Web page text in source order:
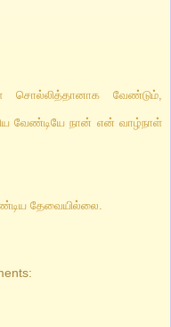
சொல்லித்தானாக வேண்டும்,
வேண்டியே நான் என் வாழ்நாள்
தேவையில்லை.